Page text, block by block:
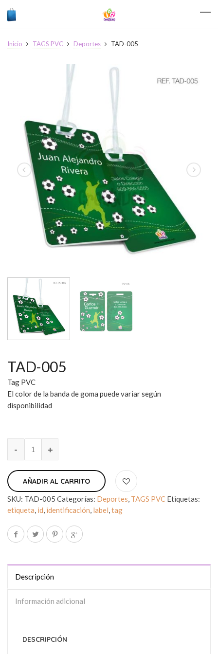
Inicio TAGS PVC Deportes TAD-005
TAD-005
Tag PVC
El color de la banda de goma puede variar según
disponibilidad
AÑADIR AL CARRITO
SKU: TAD-005 Categorías: Deportes, TAGS PVC Etiquetas:
etiqueta, id, identificación, label,tag
Descripción
Información adicional
DESCRIPCIÓN